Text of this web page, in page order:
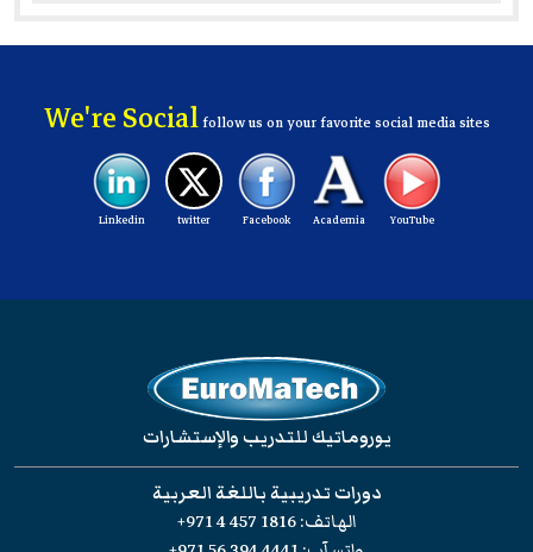
We're Socialfollow us on your favorite social media sites
YouTube
Academia
Facebook
twitter
Linkedin
يوروماتيك للتدريب والإستشارات
دورات تدريبية باللغة العربية
الهاتف:+971 4 457 1816